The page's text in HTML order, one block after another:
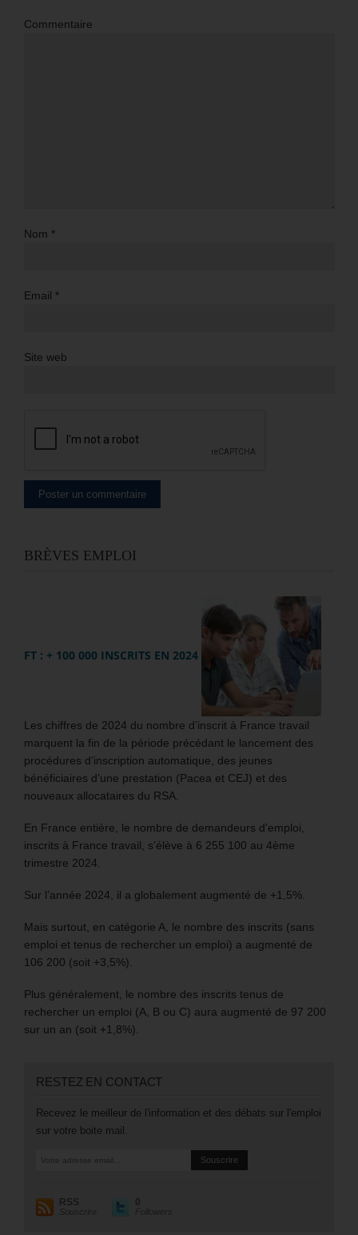
Commentaire
Nom *
Email *
Site web
BRÈVES EMPLOI
FT : + 100 000 INSCRITS EN 2024
Les chiffres de 2024 du nombre d’inscrit à France travail
marquent la fin de la période précédant le lancement des
procédures d’inscription automatique, des jeunes
bénéficiaires d’une prestation (Pacea et CEJ) et des
nouveaux allocataires du RSA.
En France entière, le nombre de demandeurs d’emploi,
inscrits à France travail, s’élève à 6 255 100 au 4ème
trimestre 2024.
Sur l’année 2024, il a globalement augmenté de +1,5%.
Mais surtout, en catégorie A, le nombre des inscrits (sans
emploi et tenus de rechercher un emploi) a augmenté de
106 200 (soit +3,5%).
Plus généralement, le nombre des inscrits tenus de
rechercher un emploi (A, B ou C) aura augmenté de 97 200
sur un an (soit +1,8%).
RESTEZ EN CONTACT
Recevez le meilleur de l'information et des débats sur l'emploi
sur votre boite mail.
RSS
Souscrire
0
Followers